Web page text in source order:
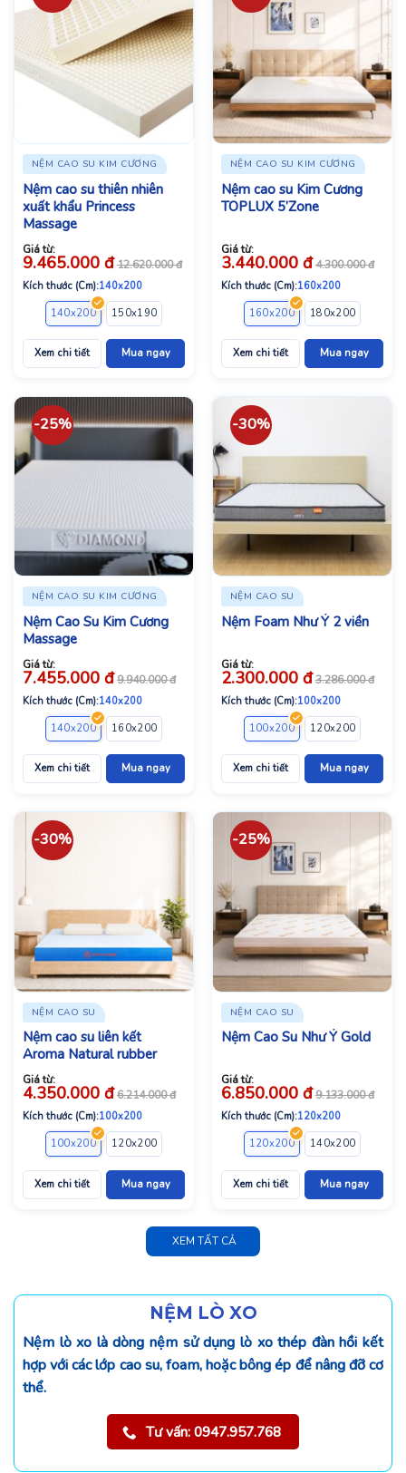
NỆM CAO SU KIM CƯƠNG
Nệm cao su thiên nhiên
xuất khẩu Princess
Massage
Giá từ:
9.465.000 đ 12.620.000đ
Kích thước (Cm):140x200
140x200
150x190 180x200 220x200
Xem chi tiết Mua ngay
NỆM CAO SU KIM CƯƠNG
Nệm cao su Kim Cương
TOPLUX 5’Zone
Giá từ:
3.440.000 đ 4.300.000đ
Kích thước (Cm):160x200
160x200
180x200
Xem chi tiết Mua ngay
-25%
NỆM CAO SU KIM CƯƠNG
Nệm Cao Su Kim Cương
Massage
Giá từ:
7.455.000 đ 9.940.000đ
Kích thước (Cm):140x200
140x200
160x200
Xem chi tiết Mua ngay
-30%
NỆM CAO SU
Nệm Foam Như Ý 2 viền
Giá từ:
2.300.000 đ 3.286.000đ
Kích thước (Cm):100x200
100x200
120x200
Xem chi tiết Mua ngay
-30%
NỆM CAO SU
Nệm cao su liên kết
Aroma Natural rubber
Giá từ:
4.350.000 đ 6.214.000đ
Kích thước (Cm):100x200
100x200
120x200 160x200 180x200
Xem chi tiết Mua ngay
-25%
NỆM CAO SU
Nệm Cao Su Như Ý Gold
Giá từ:
6.850.000 đ 9.133.000đ
Kích thước (Cm):120x200
120x200
140x200
Xem chi tiết Mua ngay
XEM TẤT CẢ
NỆM LÒ XO
Nệm lò xo là dòng nệm sử dụng lò xo thép đàn hồi kết
hợp với các lớp cao su, foam, hoặc bông ép để nâng đỡ cơ
thể.
Tư vấn: 0947.957.768